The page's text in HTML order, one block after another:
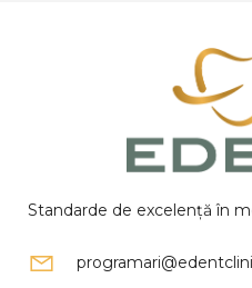
Standarde de excelență în